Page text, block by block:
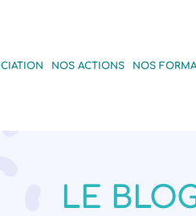
NOS ACTIONS NOS
LE